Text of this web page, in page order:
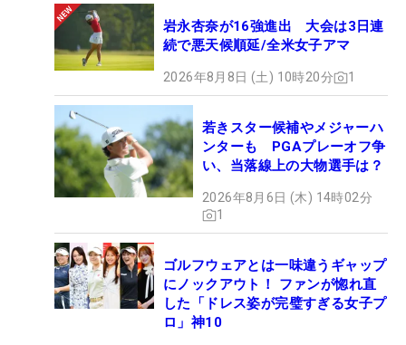
岩永杏奈が16強進出 大会は3日連
続で悪天候順延/全米女子アマ
2026年8月8日 (土) 10時20分 1
若きスター候補やメジャーハ
ンターも PGAプレーオフ争
い、当落線上の大物選手は？
2026年8月6日 (木) 14時02分
1
ゴルフウェアとは一味違うギャップ
にノックアウト！ ファンが惚れ直
した「ドレス姿が完璧すぎる女子プ
ロ」神10